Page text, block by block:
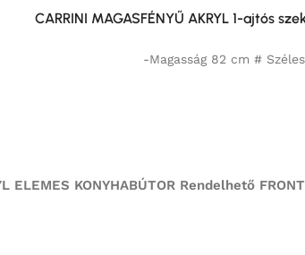
CARRINI MAGASFÉNYŰ AKRYL 1-ajtós
-Magasság 82 cm #
ELEMES KONYHABÚTOR Rendelhető